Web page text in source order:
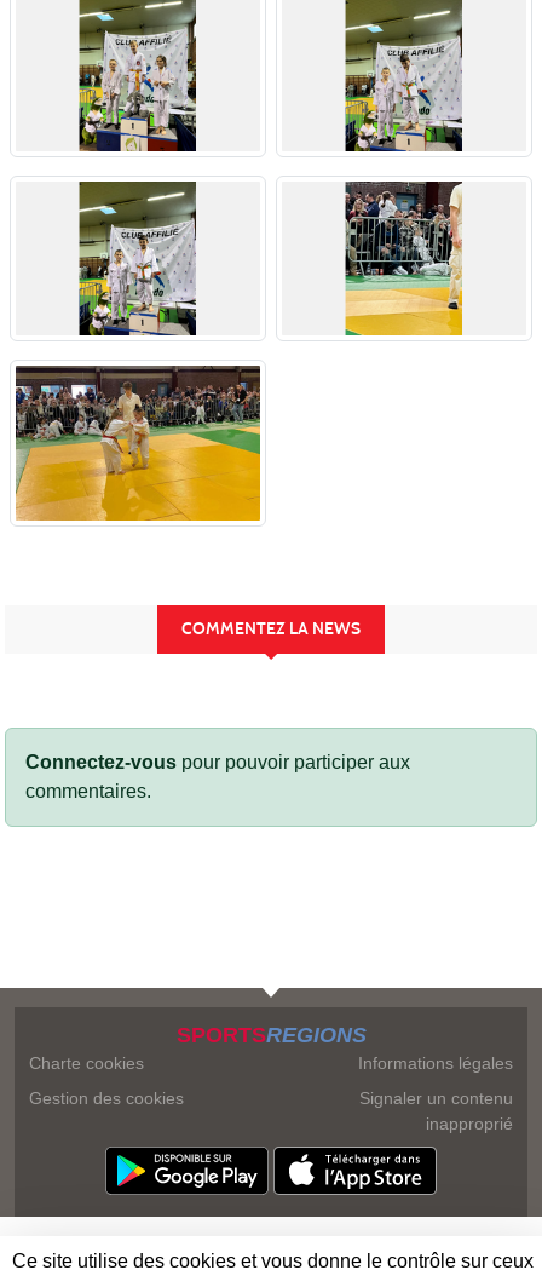
COMMENTEZ LA NEWS
Connectez-vous pour pouvoir participer aux
commentaires.
SPORTSREGIONS
Charte cookies
Gestion des cookies
Informations légales
Signaler un contenu
inapproprié
Ce site utilise des cookies et vous donne le contrôle sur ceux